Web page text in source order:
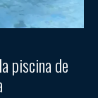
piscina de